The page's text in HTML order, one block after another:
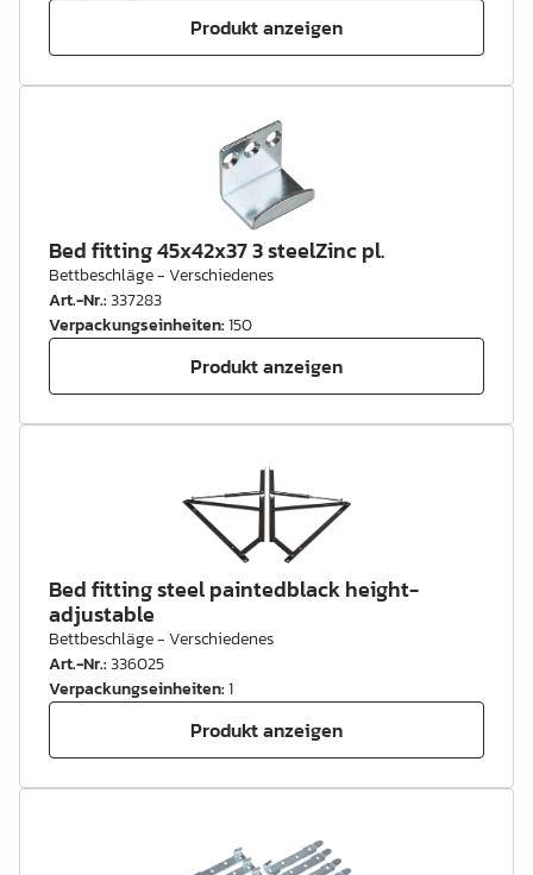
Produkt anzeigen
Bed fitting 45x42x37 3 steelZinc pl.
Bettbeschläge - Verschiedenes
Art.-Nr.:337283
Verpackungseinheiten:150
Produkt anzeigen
Bed fitting steel paintedblack height-
adjustable
Bettbeschläge - Verschiedenes
Art.-Nr.:336025
Verpackungseinheiten:1
Produkt anzeigen